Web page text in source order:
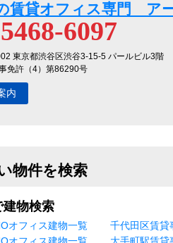
賃貸オフィス専門 ア
6097
東京都渋谷区渋谷3-15-5 パールビル3階
免許（4）第86290号
内
物件を検索
建物検索
オフィス建物一覧
千代田区賃貸